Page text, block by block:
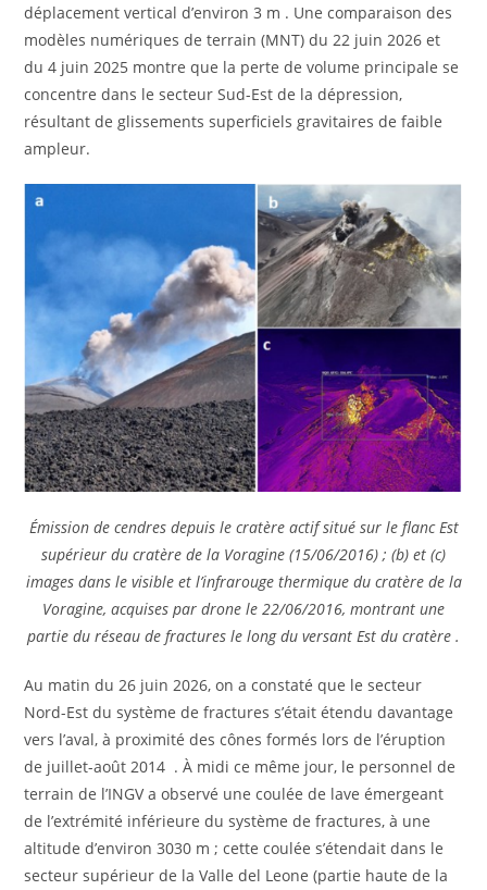
déplacement vertical d’environ 3 m . Une comparaison des
modèles numériques de terrain (MNT) du 22 juin 2026 et
du 4 juin 2025 montre que la perte de volume principale se
concentre dans le secteur Sud-Est de la dépression,
résultant de glissements superficiels gravitaires de faible
ampleur.
Émission de cendres depuis le cratère actif situé sur le flanc Est
supérieur du cratère de la Voragine (15/06/2016) ; (b) et (c)
images dans le visible et l’infrarouge thermique du cratère de la
Voragine, acquises par drone le 22/06/2016, montrant une
partie du réseau de fractures le long du versant Est du cratère .
Au matin du 26 juin 2026, on a constaté que le secteur
Nord-Est du système de fractures s’était étendu davantage
vers l’aval, à proximité des cônes formés lors de l’éruption
de juillet-août 2014 . À midi ce même jour, le personnel de
terrain de l’INGV a observé une coulée de lave émergeant
de l’extrémité inférieure du système de fractures, à une
altitude d’environ 3030 m ; cette coulée s’étendait dans le
secteur supérieur de la Valle del Leone (partie haute de la